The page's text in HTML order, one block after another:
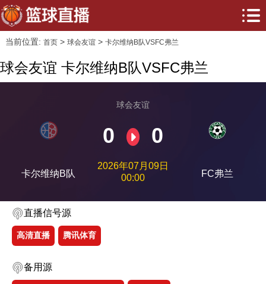
当前位置: 首页> 球会友谊> 卡尔维纳B队VSFC弗兰
球会友谊 卡尔维纳B队VSFC弗兰
卡尔维纳B队
球会友谊
0 0
2026年07月09日
00:00
FC弗兰
直播信号源
高清直播 腾讯体育
备用源